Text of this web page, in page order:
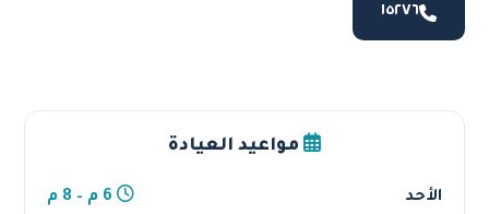
١٥٢٧٦
مواعيد العيادة
الأحد